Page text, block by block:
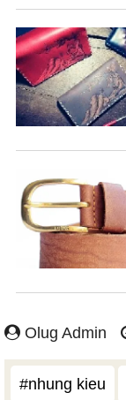
Olug Admin
#nhung kieu